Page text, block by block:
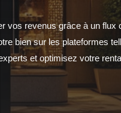
vos revenus grâce à un
bien sur les plateformes
et optimisez votre